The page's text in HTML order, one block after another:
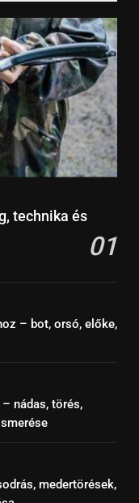
technika és
01
– bot, orsó, előke,
nádas, törés,
medertörések,